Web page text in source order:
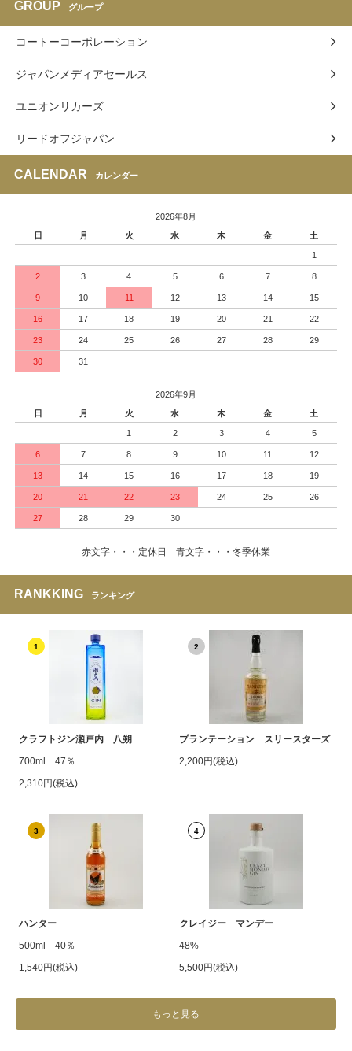
GROUP グループ
コートーコーポレーション
ジャパンメディアセールス
ユニオンリカーズ
リードオフジャパン
CALENDAR カレンダー
2026年8月
日
月 火 水 木 金 土
1
2 3 4 5 6 7 8
9 10 11 12 13 14 15
16 17 18 19 20 21 22
23 24 25 26 27 28 29
30 31
2026年9月
日
月 火 水 木 金 土
1 2 3 4 5
6 7 8 9 10 11 12
13 14 15 16 17 18 19
20 21 22 23 24 25 26
27 28 29 30
赤文字・・・定休日 青文字・・・冬季休業
RANKKING ランキング
1
クラフトジン瀬戸内 八朔
700ml 47％
2,310円(税込)
2
プランテーション スリースターズ
2,200円(税込)
3
ハンター
500ml 40％
1,540円(税込)
4
クレイジー マンデー
48%
5,500円(税込)
もっと見る